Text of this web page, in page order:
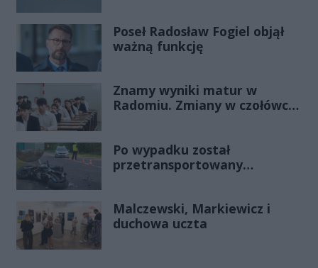
Poseł Radosław Fogiel objął
ważną funkcję
Znamy wyniki matur w
Radomiu. Zmiany w czołówce
Po wypadku został
przetransportowany
Malczewski, Markiewicz i
duchowa uczta